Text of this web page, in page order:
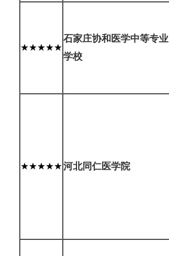
★★★★★
石家庄协和医学中等专业
学校
★★★★★河北同仁医学院